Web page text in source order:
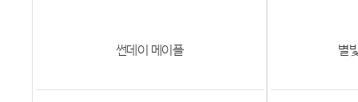
썬데이 메이플 별